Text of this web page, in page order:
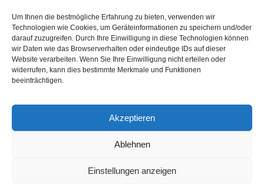
Um Ihnen die bestmögliche Erfahrung zu bieten, verwenden wir
Technologien wie Cookies, um Geräteinformationen zu speichern und/oder
darauf zuzugreifen. Durch Ihre Einwilligung in diese Technologien können
wir Daten wie das Browserverhalten oder eindeutige IDs auf dieser
Website verarbeiten. Wenn Sie Ihre Einwilligung nicht erteilen oder
widerrufen, kann dies bestimmte Merkmale und Funktionen
beeinträchtigen.
Akzeptieren
Ablehnen
Einstellungen anzeigen
allein und im Team
Qualität, Hygiene und Sauberkeit sind Ihnen
wichtig